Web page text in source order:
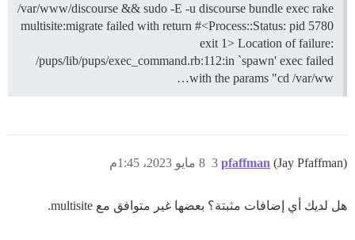
/var/www/discourse && sudo -E -u discourse bundle exec rake
multisite:migrate failed with return #<Process::Status: pid 5780
exit 1> Location of failure:
/pups/lib/pups/exec_command.rb:112:in `spawn' exec failed
with the params "cd /var/ww…
pfaffman (Jay Pfaffman) 8 مايو 2023، 1:45م 3
هل لديك أي إضافات مثبتة؟ بعضها غير متوافق مع multisite.